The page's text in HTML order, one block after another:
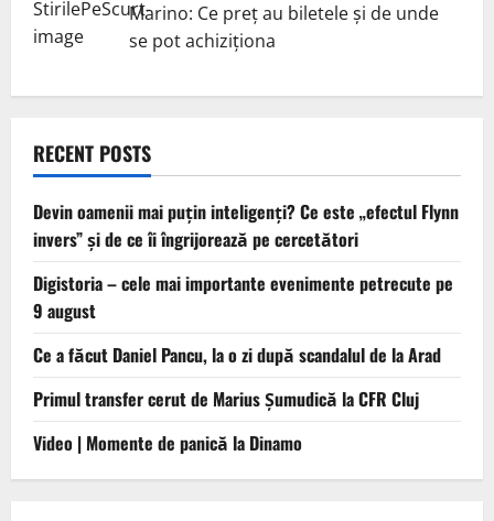
Marino: Ce preț au biletele și de unde
se pot achiziționa
RECENT POSTS
Devin oamenii mai puțin inteligenți? Ce este „efectul Flynn
invers” și de ce îi îngrijorează pe cercetători
Digistoria – cele mai importante evenimente petrecute pe
9 august
Ce a făcut Daniel Pancu, la o zi după scandalul de la Arad
Primul transfer cerut de Marius Șumudică la CFR Cluj
Video | Momente de panică la Dinamo